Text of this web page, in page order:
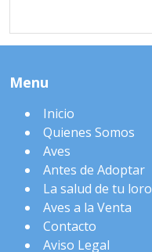
Menu
Inicio
Quienes Somos
Aves
Antes de Adoptar
La salud de tu loro
Aves a la Venta
Contacto
Aviso Legal